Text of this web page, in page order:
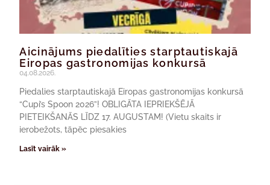
Aicinājums piedalīties starptautiskajā
Eiropas gastronomijas konkursā
04.08.2026.
Piedalies starptautiskajā Eiropas gastronomijas konkursā
“Cupi’s Spoon 2026”! OBLIGĀTA IEPRIEKŠĒJĀ
PIETEIKŠANĀS LĪDZ 17. AUGUSTAM! (Vietu skaits ir
ierobežots, tāpēc piesakies
Lasīt vairāk »